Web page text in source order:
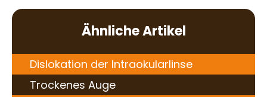
Ähnliche Artikel
Dislokation der Intraokularlinse
Trockenes Auge